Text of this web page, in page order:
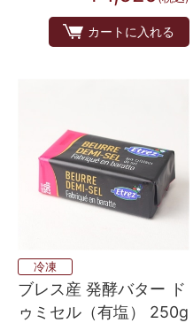
カートに入れる
冷凍
ブレス産 発酵バター ド
ゥミセル（有塩） 250g